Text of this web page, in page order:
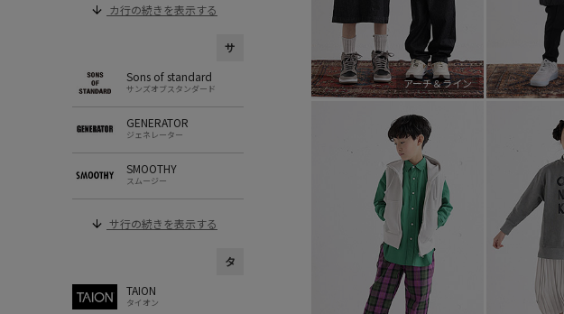
カ行の続きを表示する
サ
Sons of standard
サンズオブスタンダード
GENERATOR
ジェネレーター
SMOOTHY
スムージー
サ行の続きを表示する
タ
TAION
タイオン
アーチ＆ライン